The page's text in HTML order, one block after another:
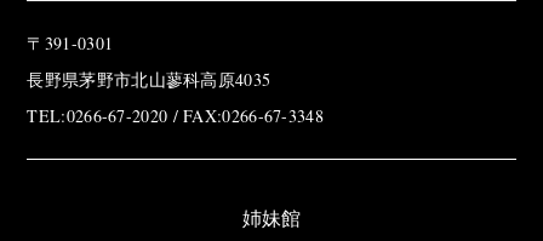
〒391-0301
長野県茅野市北山蓼科高原4035
TEL:0266-67-2020 / FAX:0266-67-3348
姉妹館